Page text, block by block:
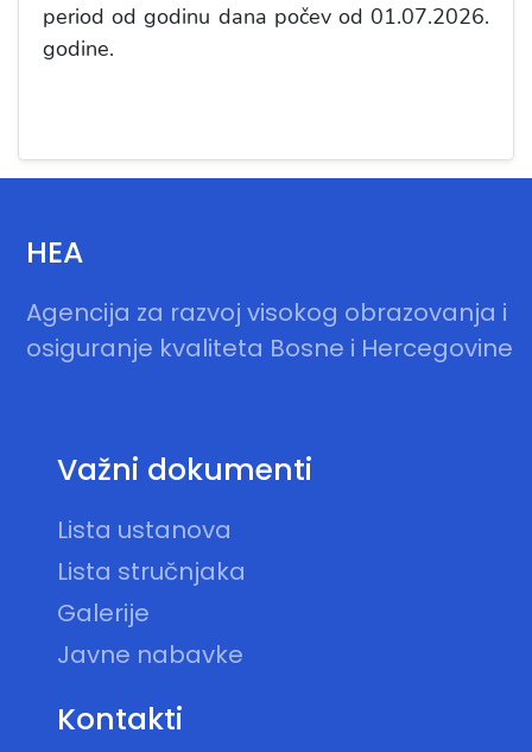
period od godinu dana počev od 01.07.2026.
godine.
HEA
Agencija za razvoj visokog obrazovanja i
osiguranje kvaliteta Bosne i Hercegovine
Važni dokumenti
Lista ustanova
Lista stručnjaka
Galerije
Javne nabavke
Kontakti